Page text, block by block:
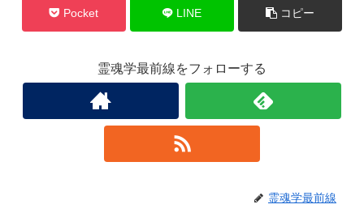
Pocket LINE コピー
霊魂学最前線をフォローする
霊魂学最前線